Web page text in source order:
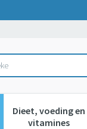
voor
Dieet, voeding en
vitamines
Toon